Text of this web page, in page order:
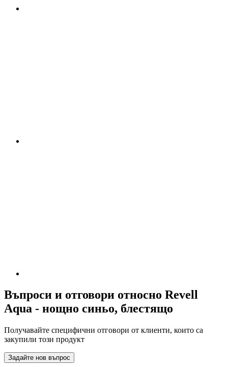
Въпроси и отговори относно Revell
Aqua - нощно синьо, блестящо
Получавайте специфични отговори от клиенти, които са
закупили този продукт
Задайте нов въпрос